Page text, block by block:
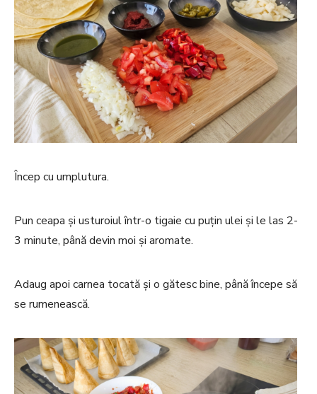
Încep cu umplutura.
Pun ceapa și usturoiul într-o tigaie cu puțin ulei și le las 2-
3 minute, până devin moi și aromate.
Adaug apoi carnea tocată și o gătesc bine, până începe să
se rumenească.